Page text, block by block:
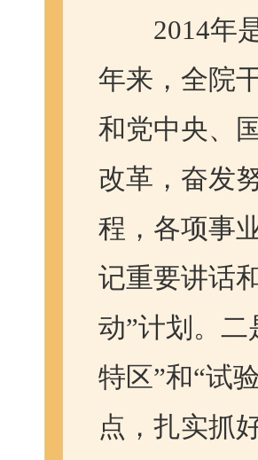
2014年是
年来，全院
和党中央、
改革，奋发
程，各项事
记重要讲话
动”计划。
特区”和“试
点，扎实抓